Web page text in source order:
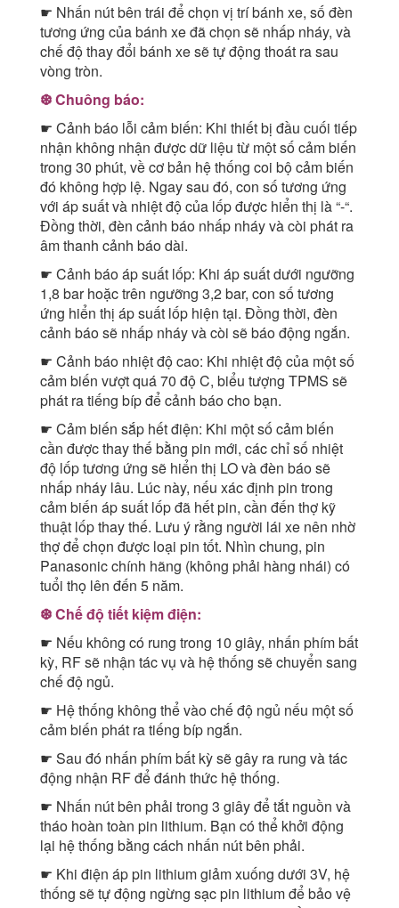
☛ Nhấn nút bên trái để chọn vị trí bánh xe, số đèn
tương ứng của bánh xe đã chọn sẽ nhấp nháy, và
chế độ thay đổi bánh xe sẽ tự động thoát ra sau
vòng tròn.
❆ Chuông báo:
☛ Cảnh báo lỗi cảm biến: Khi thiết bị đầu cuối tiếp
nhận không nhận được dữ liệu từ một số cảm biến
trong 30 phút, về cơ bản hệ thống coi bộ cảm biến
đó không hợp lệ. Ngay sau đó, con số tương ứng
với áp suất và nhiệt độ của lốp được hiển thị là “-“.
Đồng thời, đèn cảnh báo nhấp nháy và còi phát ra
âm thanh cảnh báo dài.
☛ Cảnh báo áp suất lốp: Khi áp suất dưới ngưỡng
1,8 bar hoặc trên ngưỡng 3,2 bar, con số tương
ứng hiển thị áp suất lốp hiện tại. Đồng thời, đèn
cảnh báo sẽ nhấp nháy và còi sẽ báo động ngắn.
☛ Cảnh báo nhiệt độ cao: Khi nhiệt độ của một số
cảm biến vượt quá 70 độ C, biểu tượng TPMS sẽ
phát ra tiếng bíp để cảnh báo cho bạn.
☛ Cảm biến sắp hết điện: Khi một số cảm biến
cần được thay thế bằng pin mới, các chỉ số nhiệt
độ lốp tương ứng sẽ hiển thị LO và đèn báo sẽ
nhấp nháy lâu. Lúc này, nếu xác định pin trong
cảm biến áp suất lốp đã hết pin, cần đến thợ kỹ
thuật lốp thay thế. Lưu ý rằng người lái xe nên nhờ
thợ để chọn được loại pin tốt. Nhìn chung, pin
Panasonic chính hãng (không phải hàng nhái) có
tuổi thọ lên đến 5 năm.
❆ Chế độ tiết kiệm điện:
☛ Nếu không có rung trong 10 giây, nhấn phím bất
kỳ, RF sẽ nhận tác vụ và hệ thống sẽ chuyển sang
chế độ ngủ.
☛ Hệ thống không thể vào chế độ ngủ nếu một số
cảm biến phát ra tiếng bíp ngắn.
☛ Sau đó nhấn phím bất kỳ sẽ gây ra rung và tác
động nhận RF để đánh thức hệ thống.
☛ Nhấn nút bên phải trong 3 giây để tắt nguồn và
tháo hoàn toàn pin lithium. Bạn có thể khởi động
lại hệ thống bằng cách nhấn nút bên phải.
☛ Khi điện áp pin lithium giảm xuống dưới 3V, hệ
thống sẽ tự động ngừng sạc pin lithium để bảo vệ